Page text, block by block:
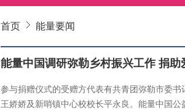
首页 能量要闻
能量中国调研弥勒乡村振兴工作 捐
参与捐赠仪式的受赠方代表有共青团弥勒市委
王娇娇及新哨镇中心校校长平永良。能量中国